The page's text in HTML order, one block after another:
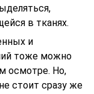
в тканях.
и
тоже можно
осмотре. Но,
стоит сразу же